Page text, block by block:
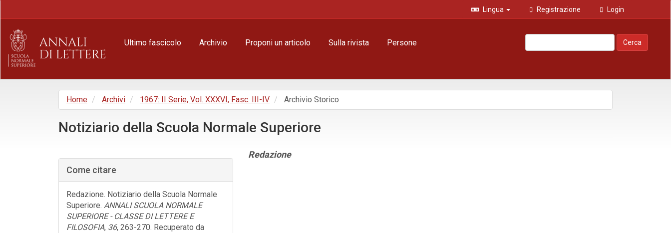
principale
Barra
laterale
Lingua Registrazione Login
Ultimo fascicolo Archivio Proponi un articolo Sulla rivista Persone Cerca
Home Archivi 1967: II Serie, Vol. XXXVI, Fasc. III-IV Archivio Storico
Notiziario della Scuola Normale Superiore
laterale
dell'articolo
Come citare
Redazione. Notiziario della Scuola Normale
Superiore. ANNALI SCUOLA NORMALE
SUPERIORE - CLASSE DI LETTERE E
FILOSOFIA, 36, 263-270. Recuperato da
Contenuto
Redazione